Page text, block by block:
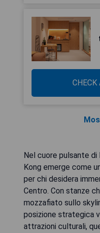
Nel cuore pulsante di
Kong emerge come
per chi desidera
Centro. Con stanze
mozzafiato sullo
posizione strategica
attrazioni culturali,